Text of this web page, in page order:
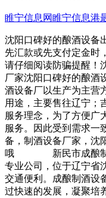
睢宁信息网睢宁信息港
沈阳口碑好的酿酒设备
先汇款或先支付定金时
请仔细阅读防骗提醒！
厂家沈阳口碑好的酿
酒设备厂以生产为主营
用途，主要售往辽宁；
服务理念，为了方便广
服务。因此受到需
备，制酒设备厂家，沈
哦 新民市成酿制酒
专业公司，位于辽宁省
交通便利。成酿制酒设
过快速的发展，凝聚培